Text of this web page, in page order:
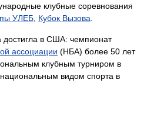
клубные соревнования
УЛЕБ Кубок Вызова
достигла в США: чемпионат
ассоциации (НБА) более 50 лет
клубным турниром в
видом спорта в